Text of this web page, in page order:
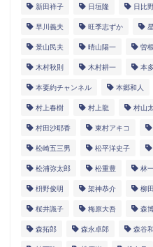
新田祥子 日垣隆 日比
早川義夫 旺季志ずか
景山民夫 晴山陽一 曽
木村秋則 木村耕一 本
本要約チャンネル 本郷和人
村上春樹 村上龍 村山
村田沙耶香 東村アキコ
松崎五三男 松平洋史子
松浦弥太郎 松重豊 林
枡野俊明 架神恭介 柳
桜井識子 梅原大吾 森
森拓郎 森永卓郎 森谷